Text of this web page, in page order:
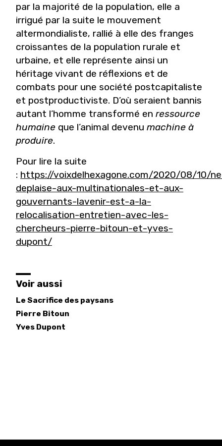
par la majorité de la population, elle a
irrigué par la suite le mouvement
altermondialiste, rallié à elle des franges
croissantes de la population rurale et
urbaine, et elle représente ainsi un
héritage vivant de réflexions et de
combats pour une société postcapitaliste
et postproductiviste. D’où seraient bannis
autant l’homme transformé en ressource
humaine que l’animal devenu machine à
produire.
Pour lire la suite
: https://voixdelhexagone.com/2020/08/10/
deplaise-aux-multinationales-et-aux-
gouvernants-lavenir-est-a-la-
relocalisation-entretien-avec-les-
chercheurs-pierre-bitoun-et-yves-
dupont/
Voir aussi
Le Sacrifice des paysans
Pierre Bitoun
Yves Dupont